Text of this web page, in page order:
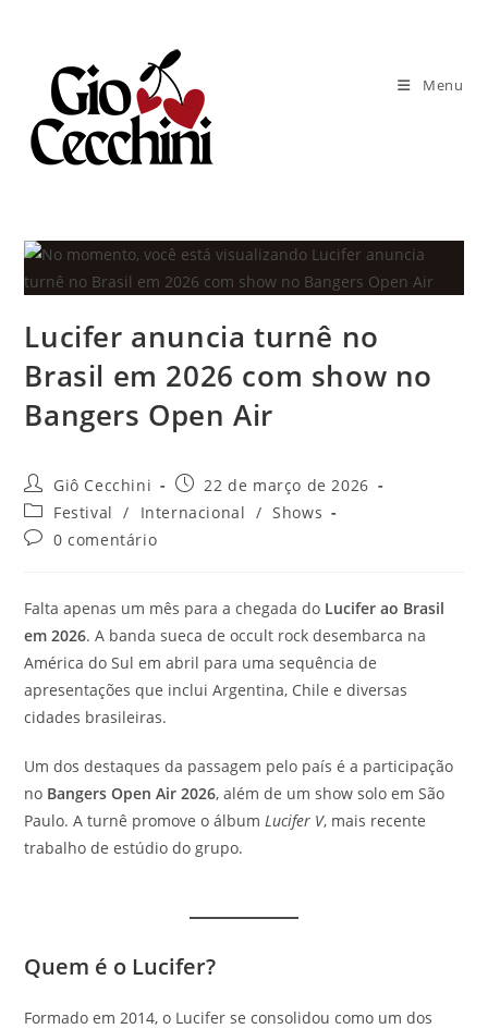
conteúdo
Menu
Lucifer anuncia turnê no
Brasil em 2026 com show no
Bangers Open Air
Autor
do
post:
Giô Cecchini
Post
publicado:
22 de março de 2026
Categoria
do
post:
Festival / Internacional / Shows
Comentários
0 comentário
Falta apenas um mês para a chegada do Lucifer ao Brasil
em 2026. A banda sueca de occult rock desembarca na
América do Sul em abril para uma sequência de
apresentações que inclui Argentina, Chile e diversas
cidades brasileiras.
Um dos destaques da passagem pelo país é a participação
no Bangers Open Air 2026, além de um show solo em São
Paulo. A turnê promove o álbumLucifer V, mais recente
trabalho de estúdio do grupo.
Quem é o Lucifer?
Formado em 2014, o Lucifer se consolidou como um dos